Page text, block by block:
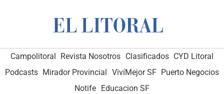
Campolitoral Revista Nosotros Clasificados CYD Litoral
Podcasts Mirador Provincial VivíMejor SF Puerto Negocios
Notife
Educacion SF